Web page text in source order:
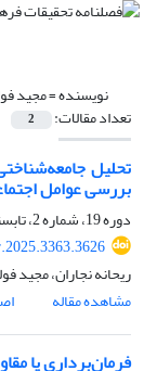
نویسنده =مجید
تعداد مقالات: 2
تحلیل
بررسی عوامل
دوره 19، شماره 2، تابستان 1405، صفحه
ریحانه نجاران، مجید
مشاهده مقاله
فرمان‌برداری یا